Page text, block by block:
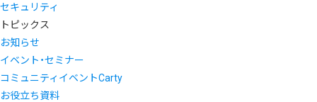
セキュリティ
トピックス
お知らせ
イベント・セミナー
コミュニティイベントCarty
お役立ち資料